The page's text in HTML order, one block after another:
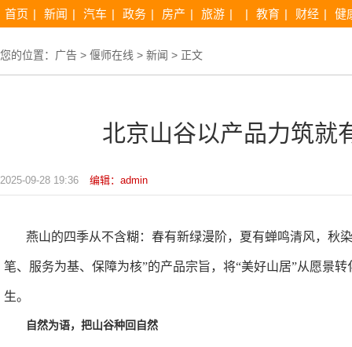
首页 | 新闻 | 汽车 | 政务 | 房产 | 旅游 | | 教育 | 财经 | 健
您的位置： 广告 > 偃师在线 > 新闻 > 正文
北京山谷以产品力筑就
2025-09-28 19:36 编辑：admin
燕山的四季从不含糊：春有新绿漫阶，夏有蝉鸣清风，秋
笔、服务为基、保障为核”的产品宗旨，将“美好山居”从愿景转
生。
自然为语，把山谷种回自然